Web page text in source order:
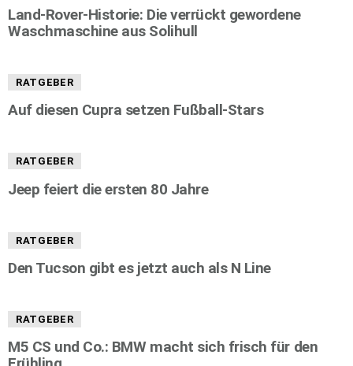
Land-Rover-Historie: Die verrückt gewordene
Waschmaschine aus Solihull
RATGEBER
Auf diesen Cupra setzen Fußball-Stars
RATGEBER
Jeep feiert die ersten 80 Jahre
RATGEBER
Den Tucson gibt es jetzt auch als N Line
RATGEBER
M5 CS und Co.: BMW macht sich frisch für den